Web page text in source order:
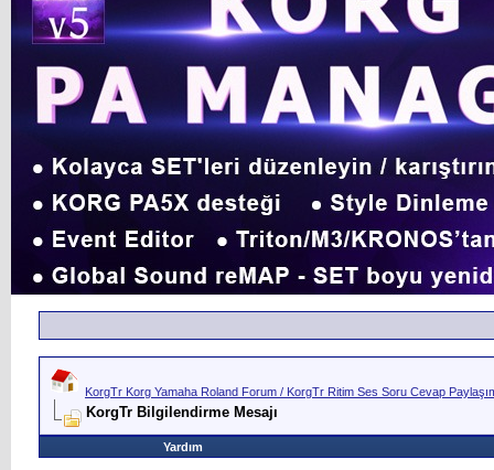
KorgTr Korg Yamaha Roland Forum / KorgTr Ritim Ses Soru Cevap
KorgTr Bilgilendirme Mesajı
Yardım